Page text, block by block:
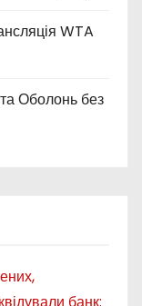
WTA
Оболонь без